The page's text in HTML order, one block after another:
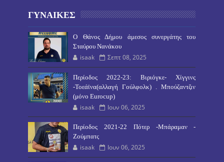
ΓΥΝΑΙΚΕΣ
O Θάνος Δήμου άμεσος συνεργάτης του
Σταύρου Νανάκου
isaak Σεπτ 08, 2025
Περίοδος 2022-23: Βιριόγκε- Χίγγινς
-Τοεάϊνα(αλλαγή Γούλφολκ) . Μπούζαντζιν
(μόνο Eurocup)
isaak Ιουν 06, 2025
Περίοδος 2021-22 Πότερ -Μπάραμαν -
Ζούμπατς
isaak Ιουν 06, 2025